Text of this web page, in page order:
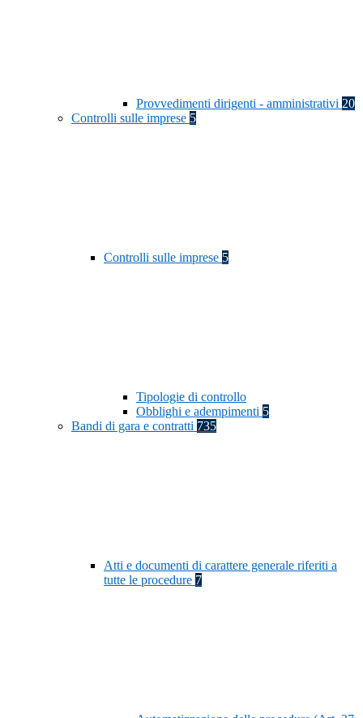
Provvedimenti dirigenti - amministrativi 20
Controlli sulle imprese 5
Controlli sulle imprese 5
Tipologie di controllo
Obblighi e adempimenti 5
Bandi di gara e contratti 735
Atti e documenti di carattere generale riferiti a
tutte le procedure 7